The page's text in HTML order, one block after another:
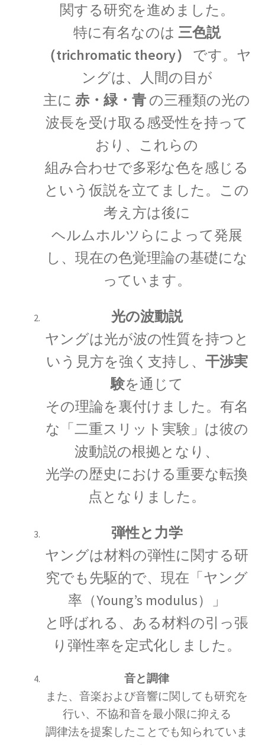
【トピック】
受勲について
【イギリスの叙勲・など】
A・A・マイケルソン
【稀代の実験｜エーテルを想定した
干渉実験を実施】
A・H・ルイ・フィゾー
【光速度を始めて測定｜ドップラー効果を考
察】
A・J・フレネル
【光が横波であると説明しての偏向
や屈折を説明】
B・D・ジョゼフソン
【量子力学的効果をデバイスで具現化】
C・A・ドップラー
【ドップラー効果を定式化したオーストリア
人】
D・J・ボーム
_【マンハッタン計画に参画しボーム解釈を提唱】
E・O・ローレンス
【サイクロトロンを発明し人工放射
関する研究を進めました。
特に有名なのは 三色説
（trichromatic theory）
です。ヤ
ングは、人間の目が
主に 赤・緑・青の三種類の光の
波長を受け取る感受性を持って
おり、これらの
組み合わせで多彩な色を感じる
という仮説を立てました。この
考え方は後に
ヘルムホルツらによって発展
し、現在の色覚理論の基礎にな
っています。
光の波動説
ヤングは光が波の性質を持つと
いう見方を強く支持し、 干渉実
験を通じて
その理論を裏付けました。有名
な「二重スリット実験」は彼の
波動説の根拠となり、
光学の歴史における重要な転換
点となりました。
弾性と力学
ヤングは材料の弾性に関する研
究でも先駆的で、現在「ヤング
率（Young’s modulus）」
と呼ばれる、ある材料の引っ張
り弾性率を定式化しました。
音と調律
また、音楽および音響に関しても研究を
行い、不協和音を最小限に抑える
調律法を提案したことでも知られていま